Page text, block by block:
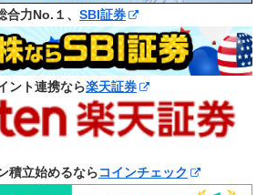
合力No.１、 SBI証券
ント連携なら楽天証券
積立始めるならコインチェック